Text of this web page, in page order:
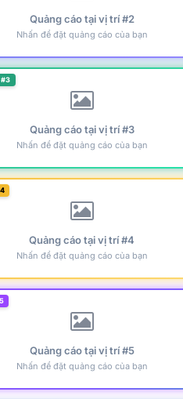
Quảng cáo tại vị trí #2
Nhấn để đặt quảng cáo của bạn
Quảng cáo tại vị trí #3
Nhấn để đặt quảng cáo của bạn
Quảng cáo tại vị trí #4
Nhấn để đặt quảng cáo của bạn
Quảng cáo tại vị trí #5
Nhấn để đặt quảng cáo của bạn